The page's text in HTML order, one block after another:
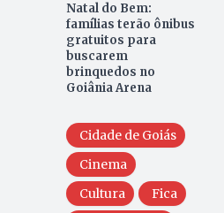
Natal do Bem:
famílias terão ônibus
gratuitos para
buscarem
brinquedos no
Goiânia Arena
Cidade de Goiás
Cinema
Cultura
Fica